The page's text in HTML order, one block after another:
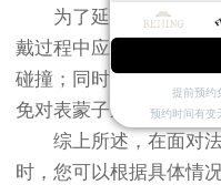
为了延长法穆兰手表
戴过程中应注意避免接
碰撞；同时，在清洁保
免对表蒙子造成损伤。
综上所述，在面对法
时，您可以根据具体情
提前预约
预约时间有变